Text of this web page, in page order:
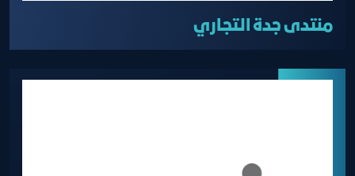
منتدى جدة التجاري